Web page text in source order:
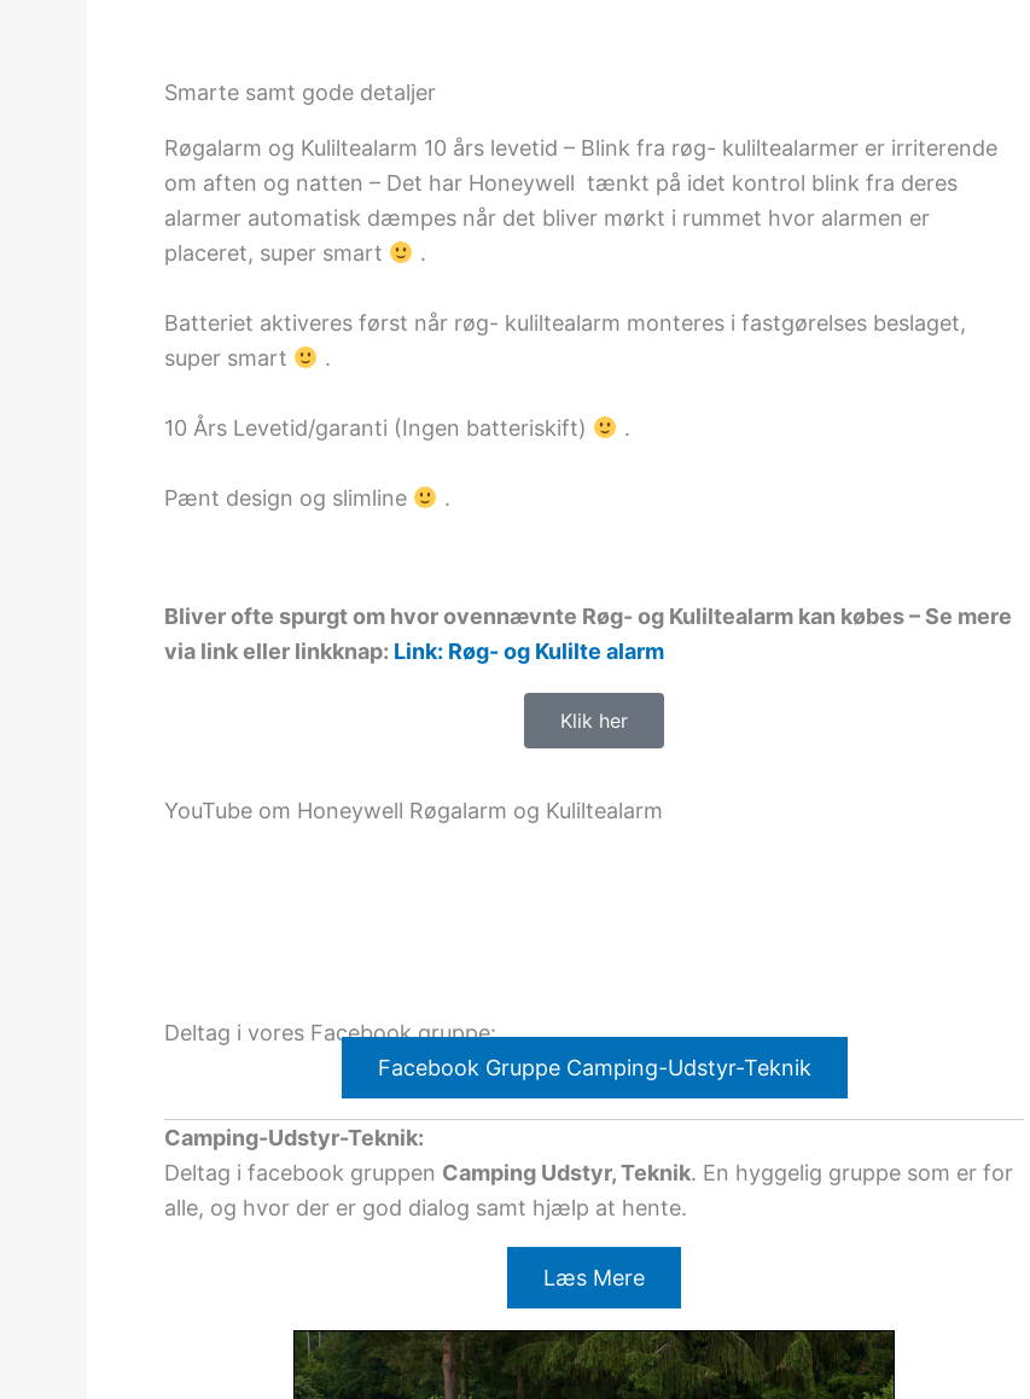
Smarte samt gode detaljer
Røgalarm og Kuliltealarm 10 års levetid – Blink fra røg- kuliltealarmer er irriterende
om aften og natten – Det har Honeywell tænkt på idet kontrol blink fra deres
alarmer automatisk dæmpes når det bliver mørkt i rummet hvor alarmen er
placeret, super smart
.
Batteriet aktiveres først når røg- kuliltealarm monteres i fastgørelses beslaget,
super smart
.
10 Års Levetid/garanti (Ingen batteriskift) .
Pænt design og slimline .
Bliver ofte spurgt om hvor ovennævnte Røg- og Kuliltealarm kan købes – Se mere
via link eller linkknap: Link: Røg- og Kulilte alarm
Klik her
YouTube om Honeywell Røgalarm og Kuliltealarm
Deltag i vores Facebook gruppe:
Facebook Gruppe Camping-Udstyr-Teknik
Camping-Udstyr-Teknik:
Deltag i facebook gruppen Camping Udstyr, Teknik. En hyggelig gruppe som er for
alle, og hvor der er god dialog samt hjælp at hente.
Læs Mere